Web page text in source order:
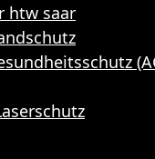
htw saar